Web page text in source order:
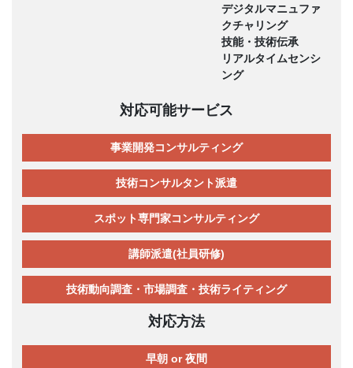
デジタルマニュファ
クチャリング
技能・技術伝承
リアルタイムセンシ
ング
対応可能サービス
事業開発コンサルティング
技術コンサルタント派遣
スポット専門家コンサルティング
講師派遣(社員研修)
技術動向調査・市場調査・技術ライティング
対応方法
早朝 or 夜間